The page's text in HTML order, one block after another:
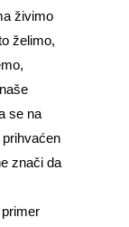
živimo
želimo,
se na
prihvaćen
znači da